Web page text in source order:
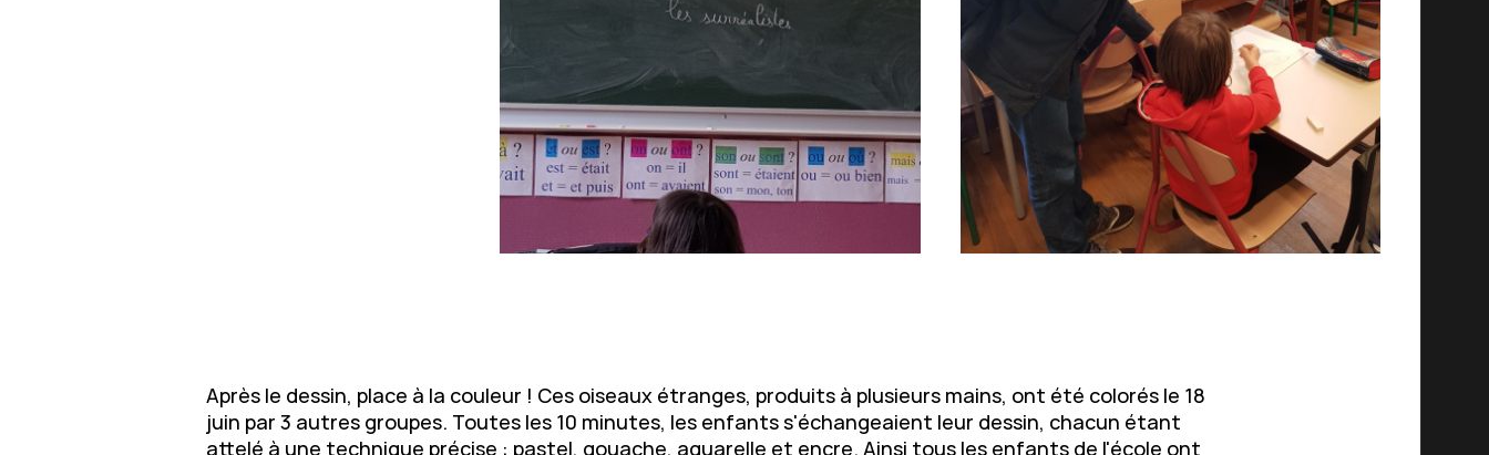
Après le dessin, place à la couleur ! Ces oiseaux étranges, produits à plusieurs mains, ont été colorés le 18
juin par 3 autres groupes. Toutes les 10 minutes, les enfants s'échangeaient leur dessin, chacun étant
attelé à une technique précise : pastel, gouache, aquarelle et encre. Ainsi tous les enfants de l'école ont